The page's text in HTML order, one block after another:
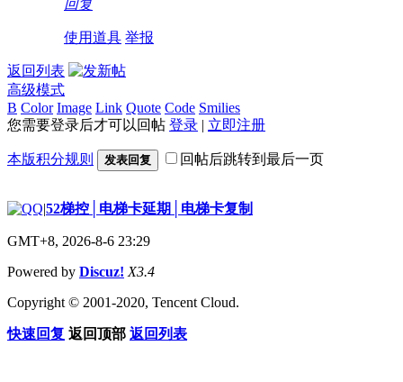
回复
使用道具 举报
返回列表
高级模式
B Color Image Link Quote Code Smilies
您需要登录后才可以回帖 登录 | 立即注册
本版积分规则 发表回复 回帖后跳转到最后一页
|52梯控│电梯卡延期│电梯卡复制
GMT+8, 2026-8-6 23:29
Powered by Discuz! X3.4
Copyright © 2001-2020, Tencent Cloud.
快速回复 返回顶部 返回列表